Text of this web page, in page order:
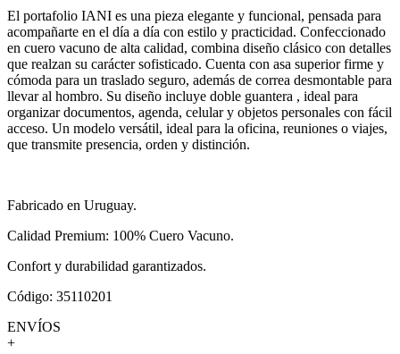
El portafolio IANI es una pieza elegante y funcional, pensada para
acompañarte en el día a día con estilo y practicidad. Confeccionado
en cuero vacuno de alta calidad, combina diseño clásico con detalles
que realzan su carácter sofisticado. Cuenta con asa superior firme y
cómoda para un traslado seguro, además de correa desmontable para
llevar al hombro. Su diseño incluye doble guantera , ideal para
organizar documentos, agenda, celular y objetos personales con fácil
acceso. Un modelo versátil, ideal para la oficina, reuniones o viajes,
que transmite presencia, orden y distinción.
Fabricado en Uruguay.
Calidad Premium: 100% Cuero Vacuno.
Confort y durabilidad garantizados.
Código: 35110201
ENVÍOS
+